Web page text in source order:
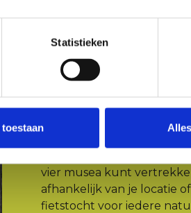
Statistieken
Museum
Deze fietstocht langs de
route van zo’n 35
plannen als een
tijd over om niet alleen de
genieten van de
prachtige natuurlijke
Wat deze tocht extra
vier musea kunt
afhankelijk van je locatie
fietstocht voor iedere